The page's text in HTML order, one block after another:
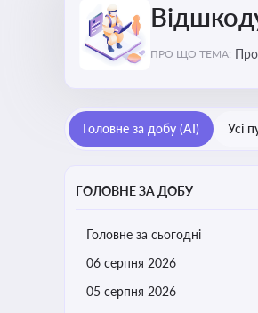
ПРО ЩО ТЕМА: Про
Головне за добу (AI) Усі
ГОЛОВНЕ ЗА ДОБУ
Головне за сьогодні
06 серпня 2026
05 серпня 2026